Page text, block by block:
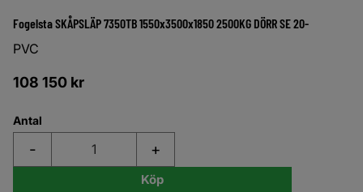
Fogelsta SKÅPSLÄP 7350TB 1550x3500x1850 2500KG DÖRR SE 20-
PVC
108 150 kr
Antal
+
-
Köp